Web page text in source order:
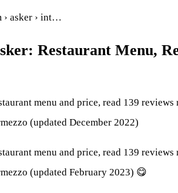
› asker › int…
Restaurant Menu,
menu and price, read 139 reviews
(updated December 2022)
menu and price, read 139 reviews
(updated February 2023) 😋